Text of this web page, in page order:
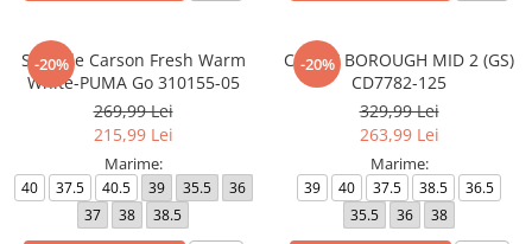
-20%
Softride Carson Fresh Warm
White-PUMA Go 310155-05
269,99 Lei
215,99 Lei
Marime:
40 37.5 40.5 39 35.5
36
37
38 38.5
-20%
COURT BOROUGH MID 2 (GS)
CD7782-125
329,99 Lei
263,99 Lei
Marime:
39 40 37.5 38.5
36.5
35.5
36 38